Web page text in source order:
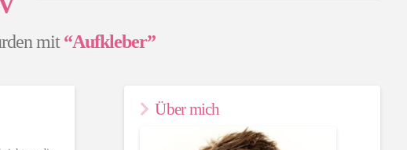
mit“Aufkleber”
Über mich